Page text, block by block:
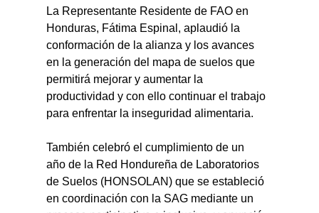
La Representante Residente de FAO en
Honduras, Fátima Espinal, aplaudió la
conformación de la alianza y los avances
en la generación del mapa de suelos que
permitirá mejorar y aumentar la
productividad y con ello continuar el trabajo
para enfrentar la inseguridad alimentaria.
También celebró el cumplimiento de un
año de la Red Hondureña de Laboratorios
de Suelos (HONSOLAN) que se estableció
en coordinación con la SAG mediante un